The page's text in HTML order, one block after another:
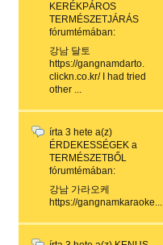
KERÉKPÁROS
TERMÉSZETJÁRÁS
fórumtémában:
강남 달토
https://gangnamdarto.
clickn.co.kr/ I had tried
other ...
írta 3 hete a(z)
ÉRDEKESSÉGEK a
TERMÉSZETBŐL
fórumtémában:
강남 가라오케
https://gangnamkaraoke...